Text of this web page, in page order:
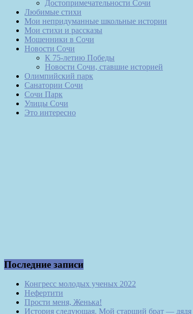
Достопримечательности Сочи
Любимые стихи
Мои непридуманные школьные истории
Мои стихи и рассказы
Мошенники в Сочи
Новости Сочи
К 75-летию Победы
Новости Сочи, ставшие историей
Олимпийский парк
Санатории Сочи
Сочи Парк
Улицы Сочи
Это интересно
Последние записи
Конгресс молодых ученых 2022
Нефертити
Прости меня, Женька!
История следующая. Мой старший брат —